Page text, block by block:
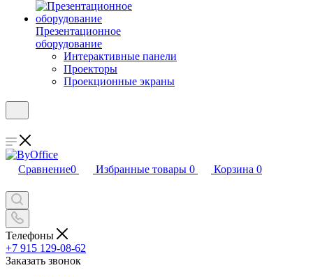
Презентационное
оборудование
Интерактивные панели
Проекторы
Проекционные экраны
Сравнение0 Избранные товары 0 Корзина 0
Телефоны
+7 915 129-08-62
Заказать звонок